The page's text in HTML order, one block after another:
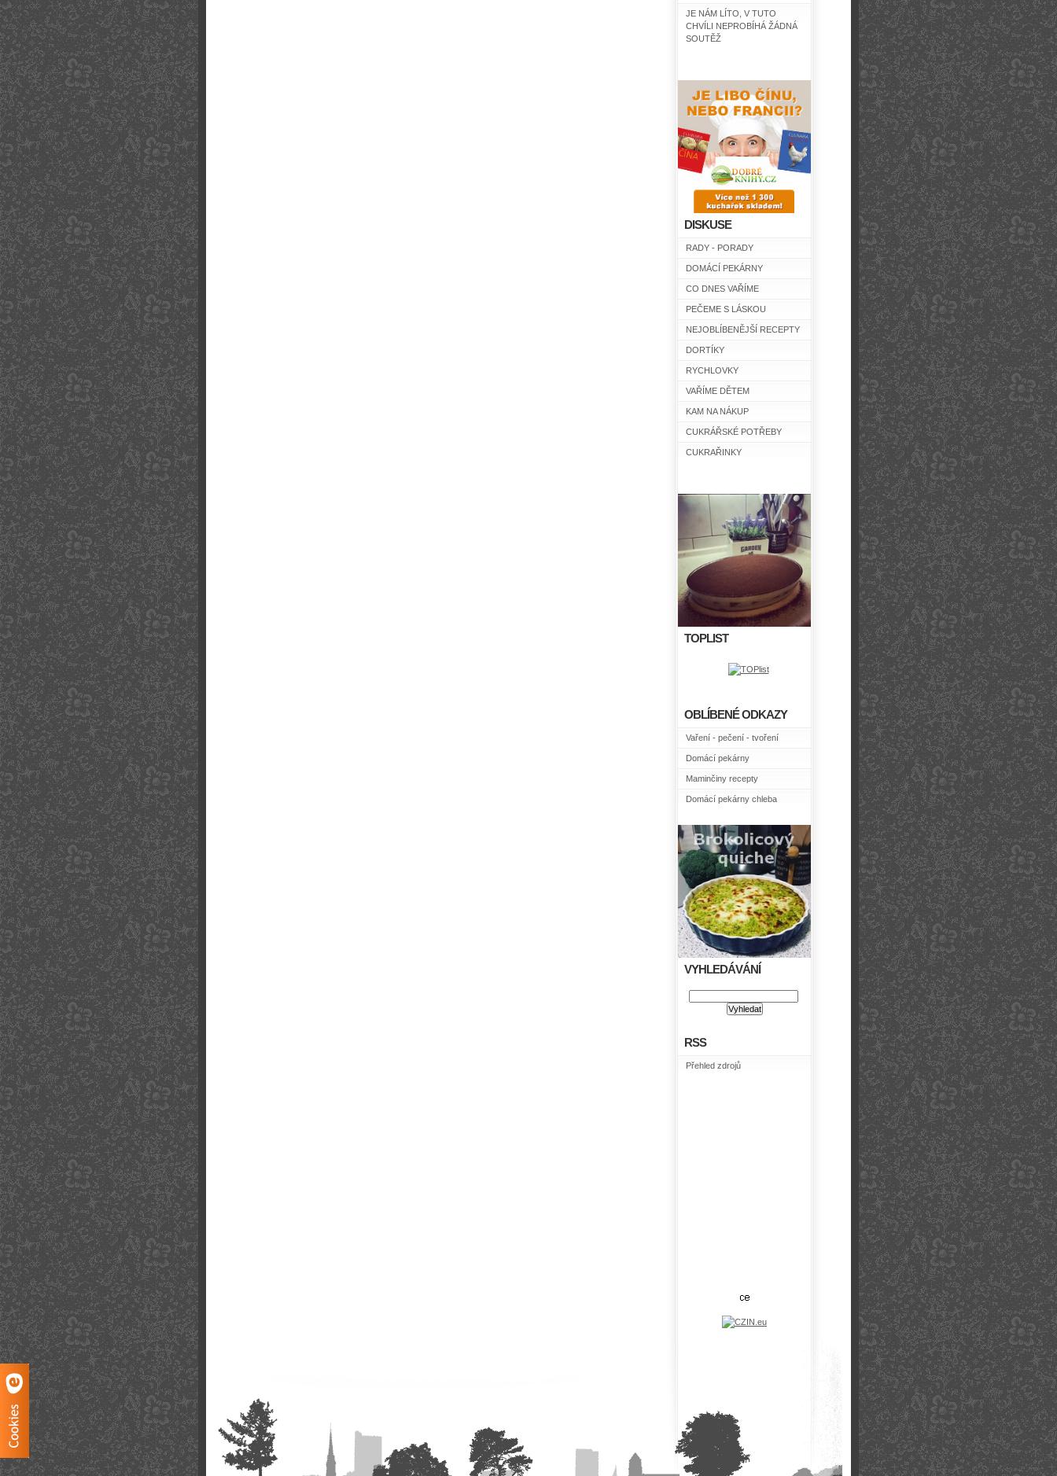
JE NÁM LÍTO, V TUTO
CHVÍLI NEPROBÍHÁ ŽÁDNÁ
SOUTĚŽ
DISKUSE
RADY - PORADY
DOMÁCÍ PEKÁRNY
CO DNES VAŘÍME
PEČEME S LÁSKOU
NEJOBLÍBENĚJŠÍ RECEPTY
DORTÍKY
RYCHLOVKY
VAŘÍME DĚTEM
KAM NA NÁKUP
CUKRÁŘSKÉ POTŘEBY
CUKRAŘINKY
TOPLIST
OBLÍBENÉ ODKAZY
Vaření - pečení - tvoření
Domácí pekárny
Maminčiny recepty
Domácí pekárny chleba
VYHLEDÁVÁNÍ
RSS
Přehled zdrojů